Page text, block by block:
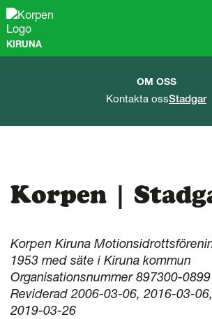
G
KIRUNA
OM OSS
Kontakta ossStadgar
Korpen |
Korpen Kiruna
1953 med säte i Kiruna kommun
Organisationsnummer 897300-0899
Reviderad 2006-03-06, 2016-03-
2019-03-26